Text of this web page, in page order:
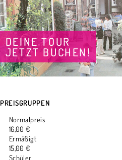
DEINE TOUR
JETZT BUCHEN!
PREISGRUPPEN
Normalpreis
16,00 €
Ermäßigt
15,00 €
Schüler